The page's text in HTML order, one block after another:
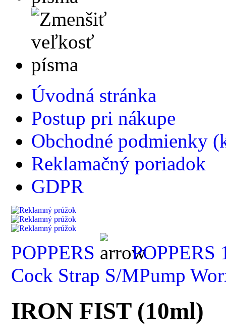
Úvodná stránka
Postup pri nákupe
Obchodné podmienky
Reklamačný poriadok
GDPR
POPPERS
POPPERS
Cock Strap S/MPump
IRON FIST (10ml)